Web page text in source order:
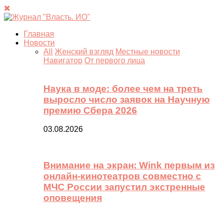
Главная
Новости
All
Женский взгляд Местные новости
Навигатор От первого лица
Наука в моде: более чем на треть
выросло число заявок на Научную
премию Сбера 2026
03.08.2026
Внимание на экран: Wink первым из
онлайн-кинотеатров совместно с
МЧС России запустил экстренные
оповещения